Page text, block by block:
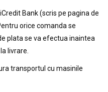
Bank (scris pe pagina de
orice comanda se
plata se va efectua inaintea
livrare.
transportul cu masinile